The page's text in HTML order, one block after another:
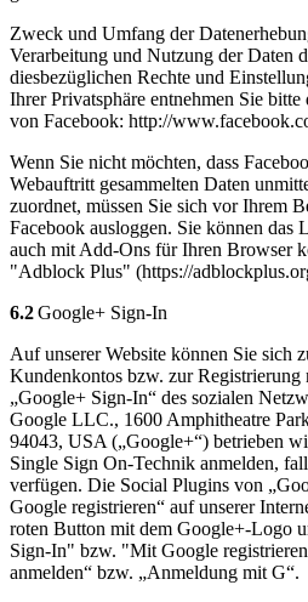
Zweck und Umfang der
Verarbeitung und Nutzung der Daten
diesbezüglichen Rechte und
Ihrer Privatsphäre entnehmen Sie
von Facebook: http://
Wenn Sie nicht möchten, dass
Webauftritt gesammelten Daten
zuordnet, müssen Sie sich vor Ihrem
Facebook ausloggen. Sie können das
auch mit Add-Ons für Ihren Browser
"Adblock Plus" (https://
6.2Google+ Sign-In
Auf unserer Website können Sie sich
Kundenkontos bzw. zur Registrierung
„Google+ Sign-In“ des sozialen
Google LLC., 1600 Amphitheatre
94043, USA („Google+“) betrieben
Single Sign On-Technik anmelden,
verfügen. Die Social Plugins von
Google registrieren“ auf unserer
roten Button mit dem Google+-Logo
Sign-In" bzw. "Mit Google
anmelden“ bzw. „Anmeldung mit G“.